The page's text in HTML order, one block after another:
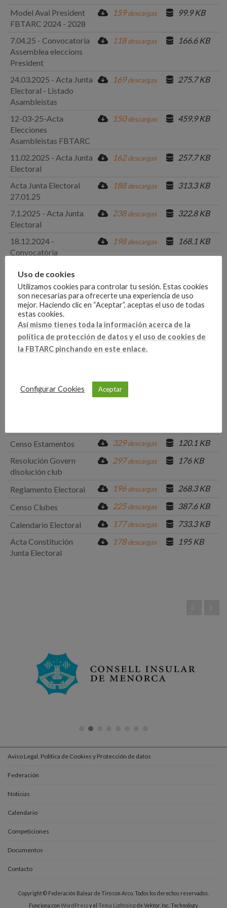
Model Aval President
FBTARC 2024 - 2028
159descargas 99.9 KB
7.04.25 - Convocatoria
Assemblea eleccions
President
118descargas 166.6 KB
24.03.2025 - Acta Junta
Electoral - Listado
Asambleistas
169descargas 275.7 KB
12-03-25-Acta
Elecciones
Asambleistas FBTARC
150descargas 459.9 KB
11.02.2025 - Acta Junta
Electoral
162descargas 257.7 KB
Acta Junta Electoral
27.01.25
188descargas 313.3 KB
7.1.2025 - Acta Junta
Electoral
238descargas 322.8 KB
18.12.2024 -
Convocatòria
asambleistas
198descargas 168.1 KB
Aval estaments 2024 -
2028
180 descargas 114.7 KB
Aval Clubs 2024 - 2028
Acta Junta Directiva
nombramiento Nueva
209descargas 162.5 KB
Acta modificación
166
Censo Estamentos 329descargas
120.1 KB
Resolución Govern
disolución club
297descargas 176 KB
Reglamento Electoral 196descargas
268.3 KB
Censo Clubes
225descargas
387.6 KB
Calendario Electoral
177descargas
733.3 KB
Acta Constitución
Junta Electoral
178descargas 195 KB
Aviso Legal, Política de Cookies y Protección de datos
Federación
Noticias
Calendario
Competiciones
Documentos
Contacto
Copyright © Federación Balear de Tiro con Arco. Todos los derechos reservados.
Funciona con WordPressy el Tema Lightningde Vektor, Inc. Technology.
Uso de cookies
Utilizamos cookies para controlar tu sesión. Estas cookies
son necesarias para ofrecerte una experiencia de uso
mejor. Haciendo clic en “Aceptar”, aceptas el uso de todas
estas cookies.
Así mismo tienes toda la información acerca de la
política de protección de datos y el uso de cookies de
la FBTARC pinchando en este enlace.
Configurar Cookies Aceptar